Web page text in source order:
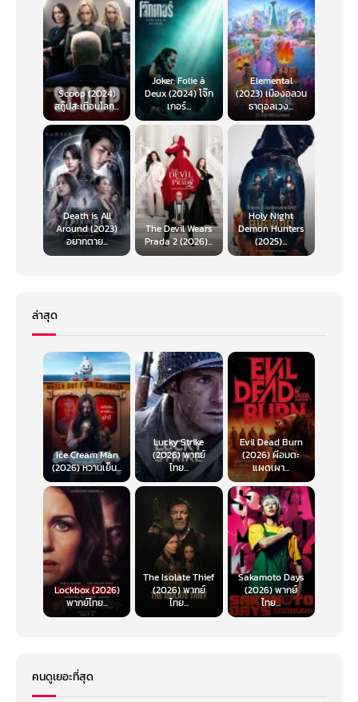
Scoop (2024)
สกู๊ปสะเทือนโลก...
Joker: Folie à
Deux (2024) โจ๊ก
เกอร์...
Elemental
(2023) เมืองอลวน
ธาตุอลเวง...
Death is All
Around (2023)
อยากตาย...
The Devil Wears
Prada 2 (2026)...
Holy Night
Demon Hunters
(2025)...
ล่าสุด
Ice Cream Man
(2026) หวานเย็น...
Lucky Strike
(2026) พากย์
ไทย...
Evil Dead Burn
(2026) ผีอมตะ
แผดเผา...
Lockbox (2026)
พากย์ไทย...
The Isolate Thief
(2026) พากย์
ไทย...
Sakamoto Days
(2026) พากย์
ไทย...
คนดูเยอะที่สุด